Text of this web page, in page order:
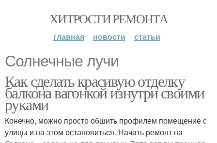
ХИТРОСТИ РЕМОНТА
главная новости статьи
Солнечные лучи
Как сделать красивую отделку
балкона вагонкой изнутри своими
руками
Конечно, можно просто обшить профилем помещение с
улицы и на этом остановиться. Начать ремонт на